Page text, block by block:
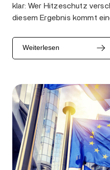
klar: Wer Hitzeschutz
diesem Ergebnis kommt
Weiterlesen